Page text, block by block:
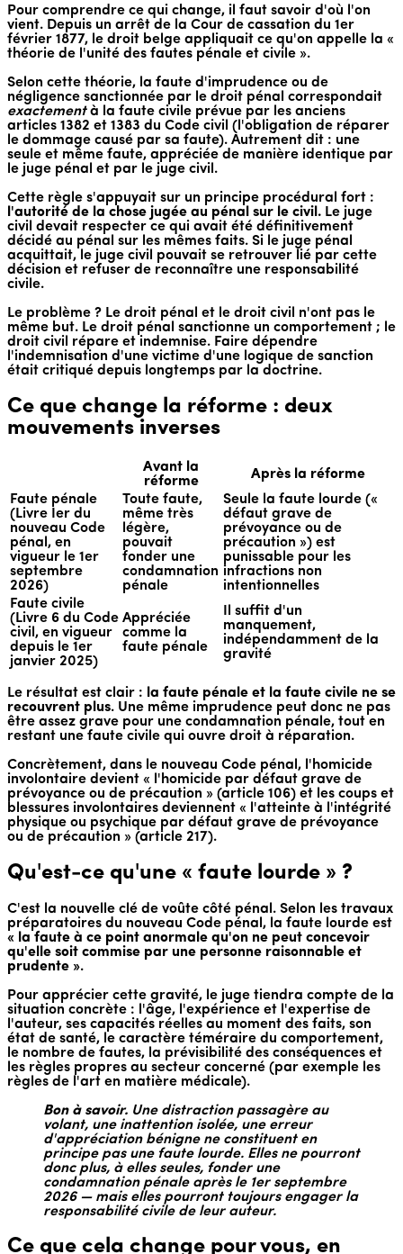
Pour comprendre ce qui change, il faut savoir d'où l'on
vient. Depuis un arrêt de la Cour de cassation du 1er
février 1877, le droit belge appliquait ce qu'on appelle la «
théorie de l'unité des fautes pénale et civile ».
Selon cette théorie, la faute d'imprudence ou de
négligence sanctionnée par le droit pénal correspondait
exactementà la faute civile prévue par les anciens
articles 1382 et 1383 du Code civil (l'obligation de réparer
le dommage causé par sa faute). Autrement dit : une
seule et même faute, appréciée de manière identique par
le juge pénal et par le juge civil.
Cette règle s'appuyait sur un principe procédural fort :
l'autorité de la chose jugée au pénal sur le civil. Le juge
civil devait respecter ce qui avait été définitivement
décidé au pénal sur les mêmes faits. Si le juge pénal
acquittait, le juge civil pouvait se retrouver lié par cette
décision et refuser de reconnaître une responsabilité
civile.
Le problème ? Le droit pénal et le droit civil n'ont pas le
même but. Le droit pénal sanctionne un comportement ; le
droit civil répare et indemnise. Faire dépendre
l'indemnisation d'une victime d'une logique de sanction
était critiqué depuis longtemps par la doctrine.
Ce que change la réforme : deux
mouvements inverses
Avant la
réforme
Après la réforme
Faute pénale
(Livre Ier du
nouveau Code
pénal, en
vigueur le 1er
septembre
2026)
Toute faute,
même très
légère,
pouvait
fonder une
condamnation
pénale
Seule la faute lourde («
défaut grave de
prévoyance ou de
précaution ») est
punissable pour les
infractions non
intentionnelles
Faute civile
(Livre 6 du Code
civil, en vigueur
depuis le 1er
janvier 2025)
Appréciée
comme la
faute pénale
Il suffit d'un
manquement,
indépendamment de la
gravité
Le résultat est clair : la faute pénale et la faute civile ne se
recouvrent plus. Une même imprudence peut donc ne pas
être assez grave pour une condamnation pénale, tout en
restant une faute civile qui ouvre droit à réparation.
Concrètement, dans le nouveau Code pénal, l'homicide
involontaire devient « l'homicide par défaut grave de
prévoyance ou de précaution » (article 106) et les coups et
blessures involontaires deviennent « l'atteinte à l'intégrité
physique ou psychique par défaut grave de prévoyance
ou de précaution » (article 217).
Qu'est-ce qu'une « faute lourde » ?
C'est la nouvelle clé de voûte côté pénal. Selon les travaux
préparatoires du nouveau Code pénal, la faute lourde est
« la faute à ce point anormale qu'on ne peut concevoir
qu'elle soit commise par une personne raisonnable et
prudente ».
Pour apprécier cette gravité, le juge tiendra compte de la
situation concrète : l'âge, l'expérience et l'expertise de
l'auteur, ses capacités réelles au moment des faits, son
état de santé, le caractère téméraire du comportement,
le nombre de fautes, la prévisibilité des conséquences et
les règles propres au secteur concerné (par exemple les
règles de l'art en matière médicale).
Bon à savoir. Une distraction passagère au
volant, une inattention isolée, une erreur
d'appréciation bénigne ne constituent en
principe pas une faute lourde. Elles ne pourront
donc plus, à elles seules, fonder une
condamnation pénale après le 1er septembre
2026 — mais elles pourront toujours engager la
responsabilité civile de leur auteur.
Ce que cela change pour vous, en